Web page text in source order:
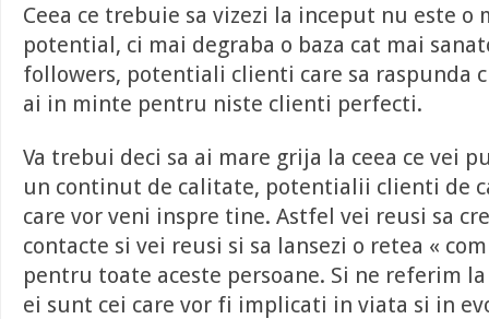
Ceea ce trebuie sa vizezi la inceput nu este o
potential, ci mai degraba o baza cat mai
followers, potentiali clienti care sa raspunda
ai in minte pentru niste clienti perfecti.
Va trebui deci sa ai mare grija la ceea ce vei
un continut de calitate, potentialii clienti de
care vor veni inspre tine. Astfel vei reusi sa
contacte si vei reusi si sa lansezi o retea «
pentru toate aceste persoane. Si ne referim
ei sunt cei care vor fi implicati in viata si in